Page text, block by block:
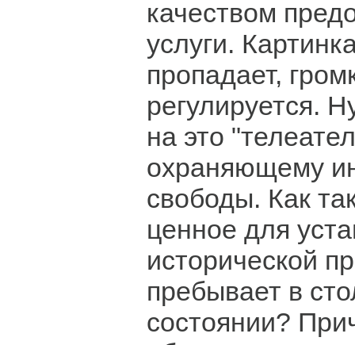
качеством
услуги.
пропадает,
регулируется.
на это
охраняющему
свободы. Как
ценное для
исторической
пребывает в
состоянии?